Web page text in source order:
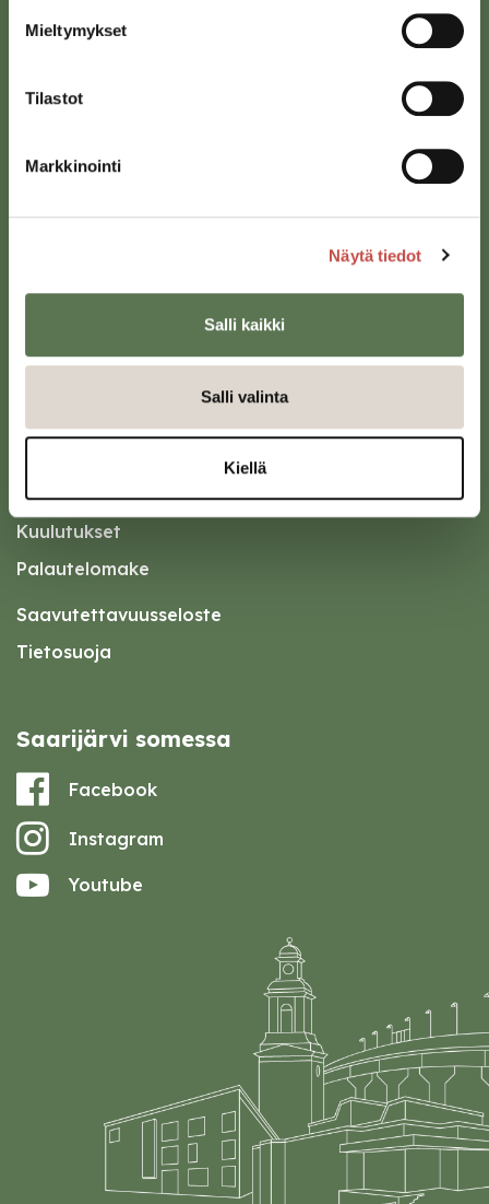
Mieltymykset
Tilastot
Markkinointi
Näytä tiedot
Salli kaikki
Salli valinta
Kiellä
Saarijärven kaupunki
Karttapalvelu
Esityslistat ja pöytäkirjat
Kuulutukset
Palautelomake
Saavutettavuusseloste
Tietosuoja
Saarijärvi somessa
Facebook
Instagram
Youtube